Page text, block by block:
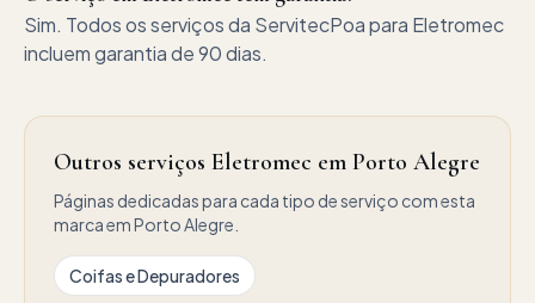
Sim. Todos os serviços da ServitecPoa para Eletromec
incluem garantia de 90 dias.
Outros serviços Eletromec em Porto Alegre
Páginas dedicadas para cada tipo de serviço com esta
marca em Porto Alegre.
Coifas e Depuradores